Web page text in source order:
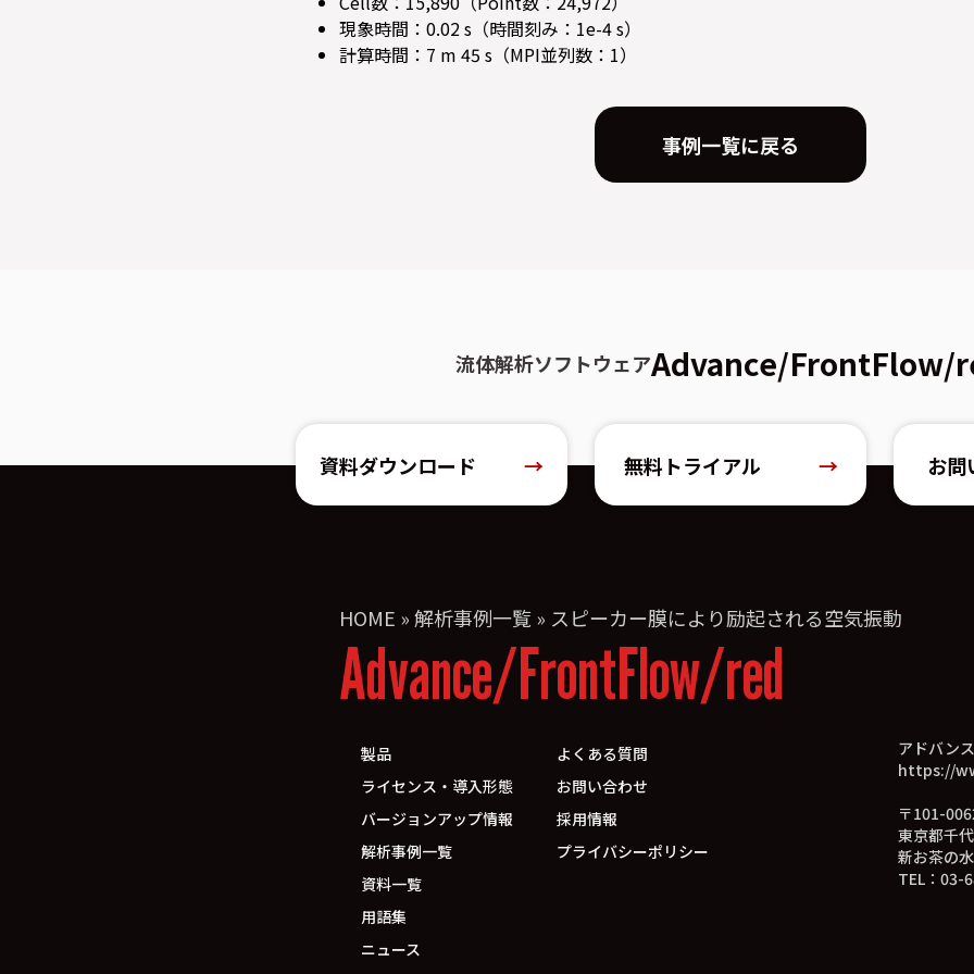
現象時間：0.02 s（時間刻み：1e-4 s）
計算時間：7 m 45 s（MPI並列数：1）
事例一覧に戻る
流体解析ソフトウェアAdvance/FrontFlow/
資料ダウンロード → 無料トライアル → お問
HOME »解析事例一覧» スピーカー膜により励起される空気振動
Advance/FrontFlow/red
製品
ライセンス・導入形態
バージョンアップ情報
解析事例一覧
資料一覧
用語集
ニュース
よくある質問
お問い合わせ
採用情報
プライバシーポリシー
アドバン
https://
〒101-
東京都千
新お茶の
TEL：03-